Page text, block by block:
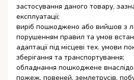
застосування даного товару,
експлуатації;
виріб пошкоджено або вийшов з
порушенням правил та умов
адаптації під місцеві тех. умови
зберігання та транспортування;
обладнання пошкоджене
пожеж, повеней, землетрусів,